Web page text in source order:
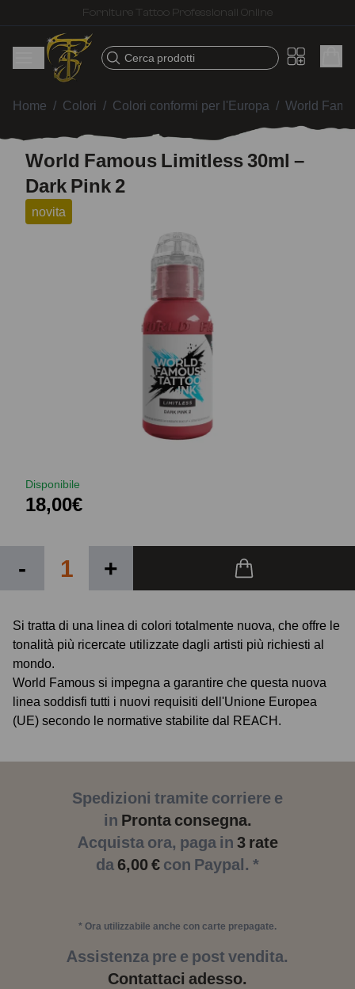
Spedizione veloce – Prodotti selezionati per tatuatori
Cerca prodotti
Home / Colori / Colori conformi per l'Europa / World
World Famous Limitless 30ml –
Dark Pink 2
novita
Disponibile
18,00€
- +
Si tratta di una linea di colori totalmente nuova, che offre le
tonalità più ricercate utilizzate dagli artisti più richiesti al
mondo.
World Famous si impegna a garantire che questa nuova
linea soddisfi tutti i nuovi requisiti dell'Unione Europea
(UE) secondo le normative stabilite dal REACH.
Spedizioni tramite corriere e
in Pronta consegna.
Acquista ora, paga in 3 rate
da6,00 € con Paypal. *
* Ora utilizzabile anche con carte prepagate.
Assistenza pre e post vendita.
Contattaci adesso.